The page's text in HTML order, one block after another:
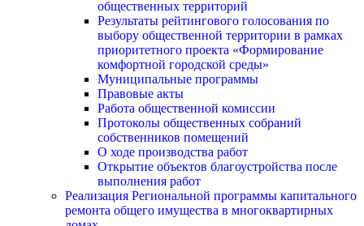
общественных территорий
Результаты рейтингового голосования по
выбору общественной территории в рамках
приоритетного проекта «Формирование
комфортной городской среды»
Муниципальные программы
Правовые акты
Работа общественной комиссии
Протоколы общественных собраний
собственников помещений
О ходе производства работ
Открытие объектов благоустройства после
выполнения работ
Реализация Региональной программы капитального
ремонта общего имущества в многоквартирных